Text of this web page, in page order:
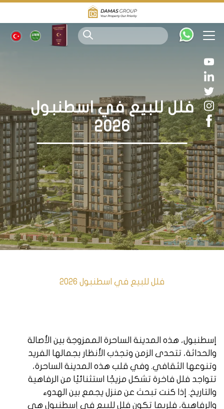
فلل للبيع في اسطنبول
2026
فلل للبيع في اسطنبول 2026
إسطنبول، هذه المدينة الساحرة الممزوجة بين الأصالة
والحداثة، تتحدى الزمن وتجذب الأنظار بجمالها الفريد
وتنوعها الثقافي. وفي قلب هذه المدينة الساحرة،
تتواجد فلل فاخرة تشكل مزيجًا استثنائيًا من الرفاهية
والتاريخ. إذا كنت تبحث عن منزل يجمع بين الهدوء
والرفاهية، فلربما تكون فلل للبيع في إسطنبول هي